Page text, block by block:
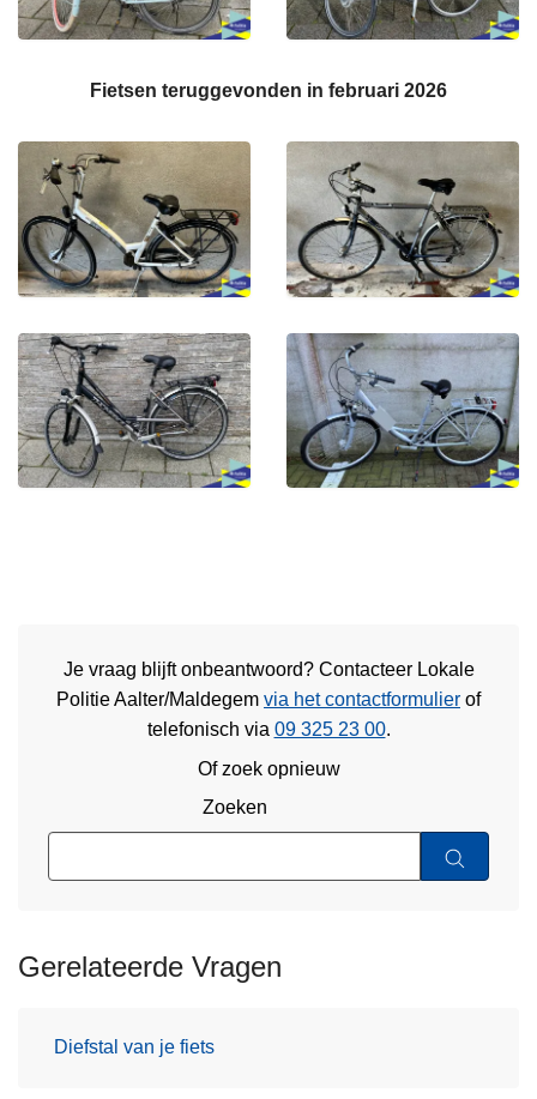
Fietsen teruggevonden in februari 2026
Je vraag blijft onbeantwoord? Contacteer Lokale
Politie Aalter/Maldegem via het contactformulier of
telefonisch via 09 325 23 00.
Of zoek opnieuw
Zoeken
Gerelateerde Vragen
Diefstal van je fiets